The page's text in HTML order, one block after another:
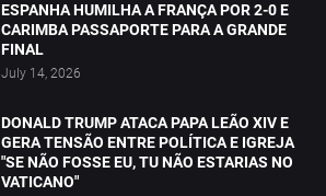
ESPANHA HUMILHA A FRANÇA POR 2-0 E
CARIMBA PASSAPORTE PARA A GRANDE
FINAL
July 14, 2026
DONALD TRUMP ATACA PAPA LEÃO XIV E
GERA TENSÃO ENTRE POLÍTICA E IGREJA
"SE NÃO FOSSE EU, TU NÃO ESTARIAS NO
VATICANO"